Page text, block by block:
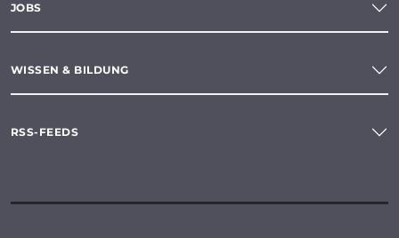
JOBS
WISSEN & BILDUNG
RSS-FEEDS